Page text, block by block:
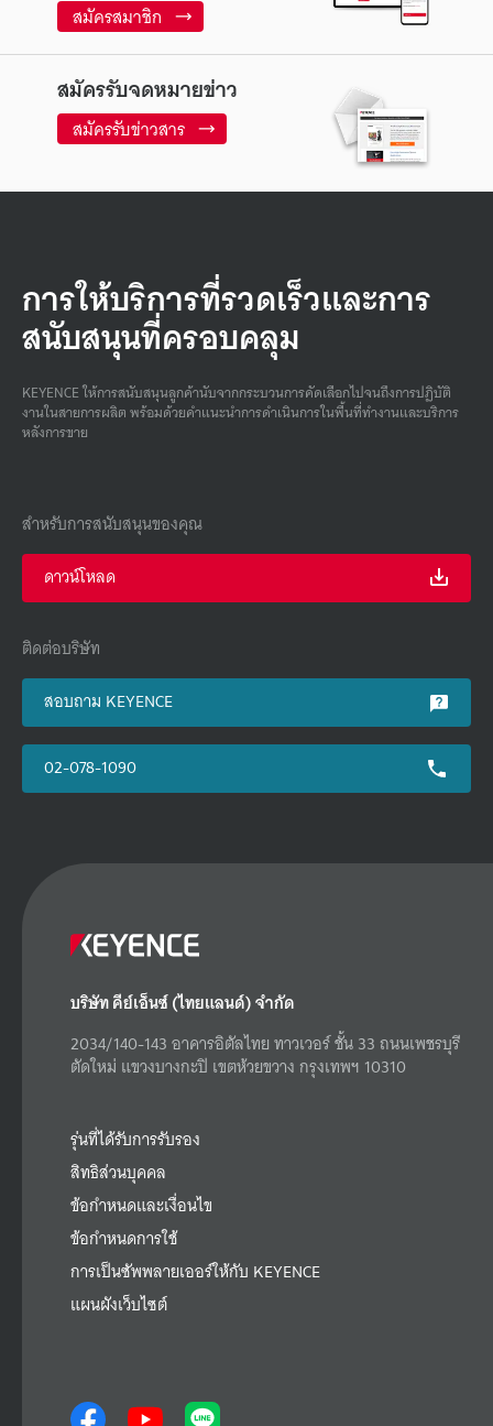
สมัครสมาชิก
สมัครรับจดหมายข่าว
สมัครรับข่าวสาร
การให้บริการที่รวดเร็วและการ
สนับสนุนที่ครอบคลุม
KEYENCE ให้การสนับสนุนลูกค้านับจากกระบวนการคัดเลือกไปจนถึงการปฏิบัติ
งานในสายการผลิต พร้อมด้วยคําแนะนําการดําเนินการในพื้นที่ทํางานและบริการ
หลังการขาย
สำหรับการสนับสนุนของคุณ
ดาวน์โหลด
ติดต่อบริษัท
สอบถาม KEYENCE
02-078-1090
บริษัท คีย์เอ็นซ์ (ไทยแลนด์) จำกัด
2034/140-143 อาคารอิตัลไทย ทาวเวอร์ ชั้น 33 ถนนเพชรบุรี
ตัดใหม่ แขวงบางกะปิ เขตห้วยขวาง กรุงเทพฯ 10310
รุ่นที่ได้รับการรับรอง
สิทธิส่วนบุคคล
ข้อกำหนดและเงื่อนไข
ข้อกำหนดการใช้
การเป็นซัพพลายเออร์ให้กับ KEYENCE
แผนผังเว็บไซต์